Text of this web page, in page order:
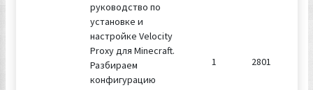
руководство по
установке и
настройке Velocity
Proxy для Minecraft.
Разбираем
конфигурацию
1 2801